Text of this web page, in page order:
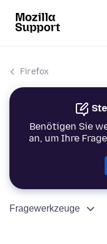
Firefox
Benötigen Sie
an, um Ihre
Fragewerkzeuge